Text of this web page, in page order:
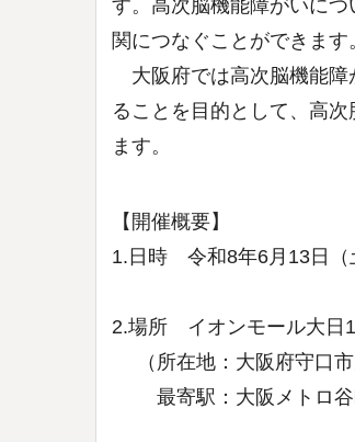
す。高次脳機能障がいに
関につなぐことができます
大阪府では高次脳機能障
ることを目的として、高
ます。
【開催概要】
1.日時 令和8年6月13日（
2.場所 イオンモール大日
（所在地：大阪府守口
最寄駅：大阪メトロ谷